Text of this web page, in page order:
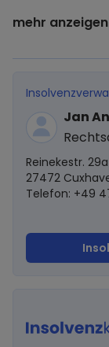
mehr anzeigen
Jan
Reinekestr. 29a
27472
Telefon: +49